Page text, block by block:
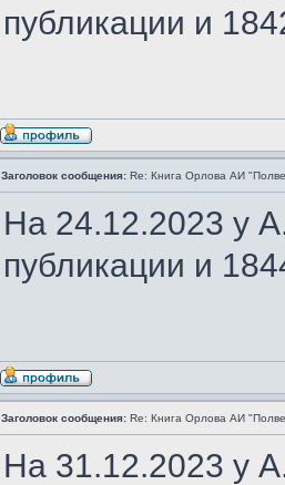
публикации и
Заголовок сообщения: Re: Книга Орлова АИ
На 24.12.2023 у
публикации и
Заголовок сообщения: Re: Книга Орлова АИ
На 31.12.2023 у